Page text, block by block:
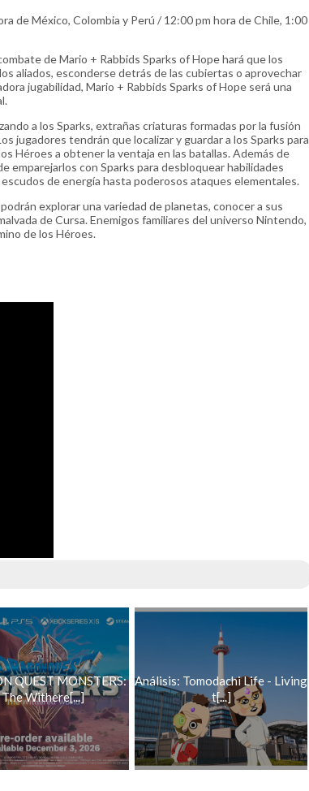
de México, Colombia y Perú / 12:00 pm hora de Chile, 1:00
de Mario + Rabbids Sparks of Hope hará que los
aliados, esconderse detrás de las cubiertas o aprovechar
jugabilidad, Mario + Rabbids Sparks of Hope será una
a los Sparks, extrañas criaturas formadas por la fusión
jugadores tendrán que localizar y guardar a los Sparks para
Héroes a obtener la ventaja en las batallas. Además de
emparejarlos con Sparks para desbloquear habilidades
de energía hasta poderosos ataques elementales.
explorar una variedad de planetas, conocer a sus
de Cursa. Enemigos familiares del universo Nintendo,
de los Héroes.
QUEST MONSTERS:
The Withere[...]
Análisis: Tomodachi Life - Living
t[...]